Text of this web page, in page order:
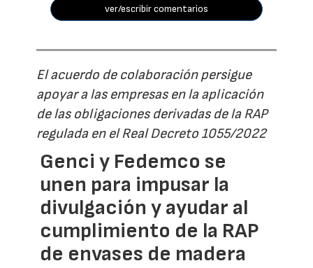
ver/escribir comentarios
El acuerdo de colaboración persigue
apoyar a las empresas en la aplicación
de las obligaciones derivadas de la RAP
regulada en el Real Decreto 1055/2022
Genci y Fedemco se
unen para impusar la
divulgación y ayudar al
cumplimiento de la RAP
de envases de madera